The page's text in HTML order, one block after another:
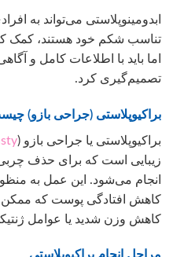
ابدومینوپلاستی می‌تواند به
تناسب شکم خود هستند، کمک
اما باید با اطلاعات کامل و
تصمیم‌گیری کرد.
براکیوپلاستی (جراحی بازو)
براکیوپلاستی یا جراحی بازو (
زیبایی است که برای حذف
انجام می‌شود. این عمل به
کاهش افتادگی پوست که
کاهش وزن شدید یا عوامل